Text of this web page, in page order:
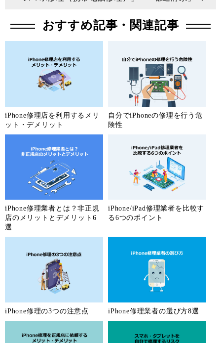
おすすめ記事・関連記事
iPhone修理店を利用するメリ
ット・デメリット
自分でiPhoneの修理を行う危
険性
iPhone修理業者とは？非正規
店のメリットとデメリット6
選
iPhone/iPad修理業者を比較す
る6つのポイント
iPhone修理の3つの注意点 iPhone修理業者の選び方8選